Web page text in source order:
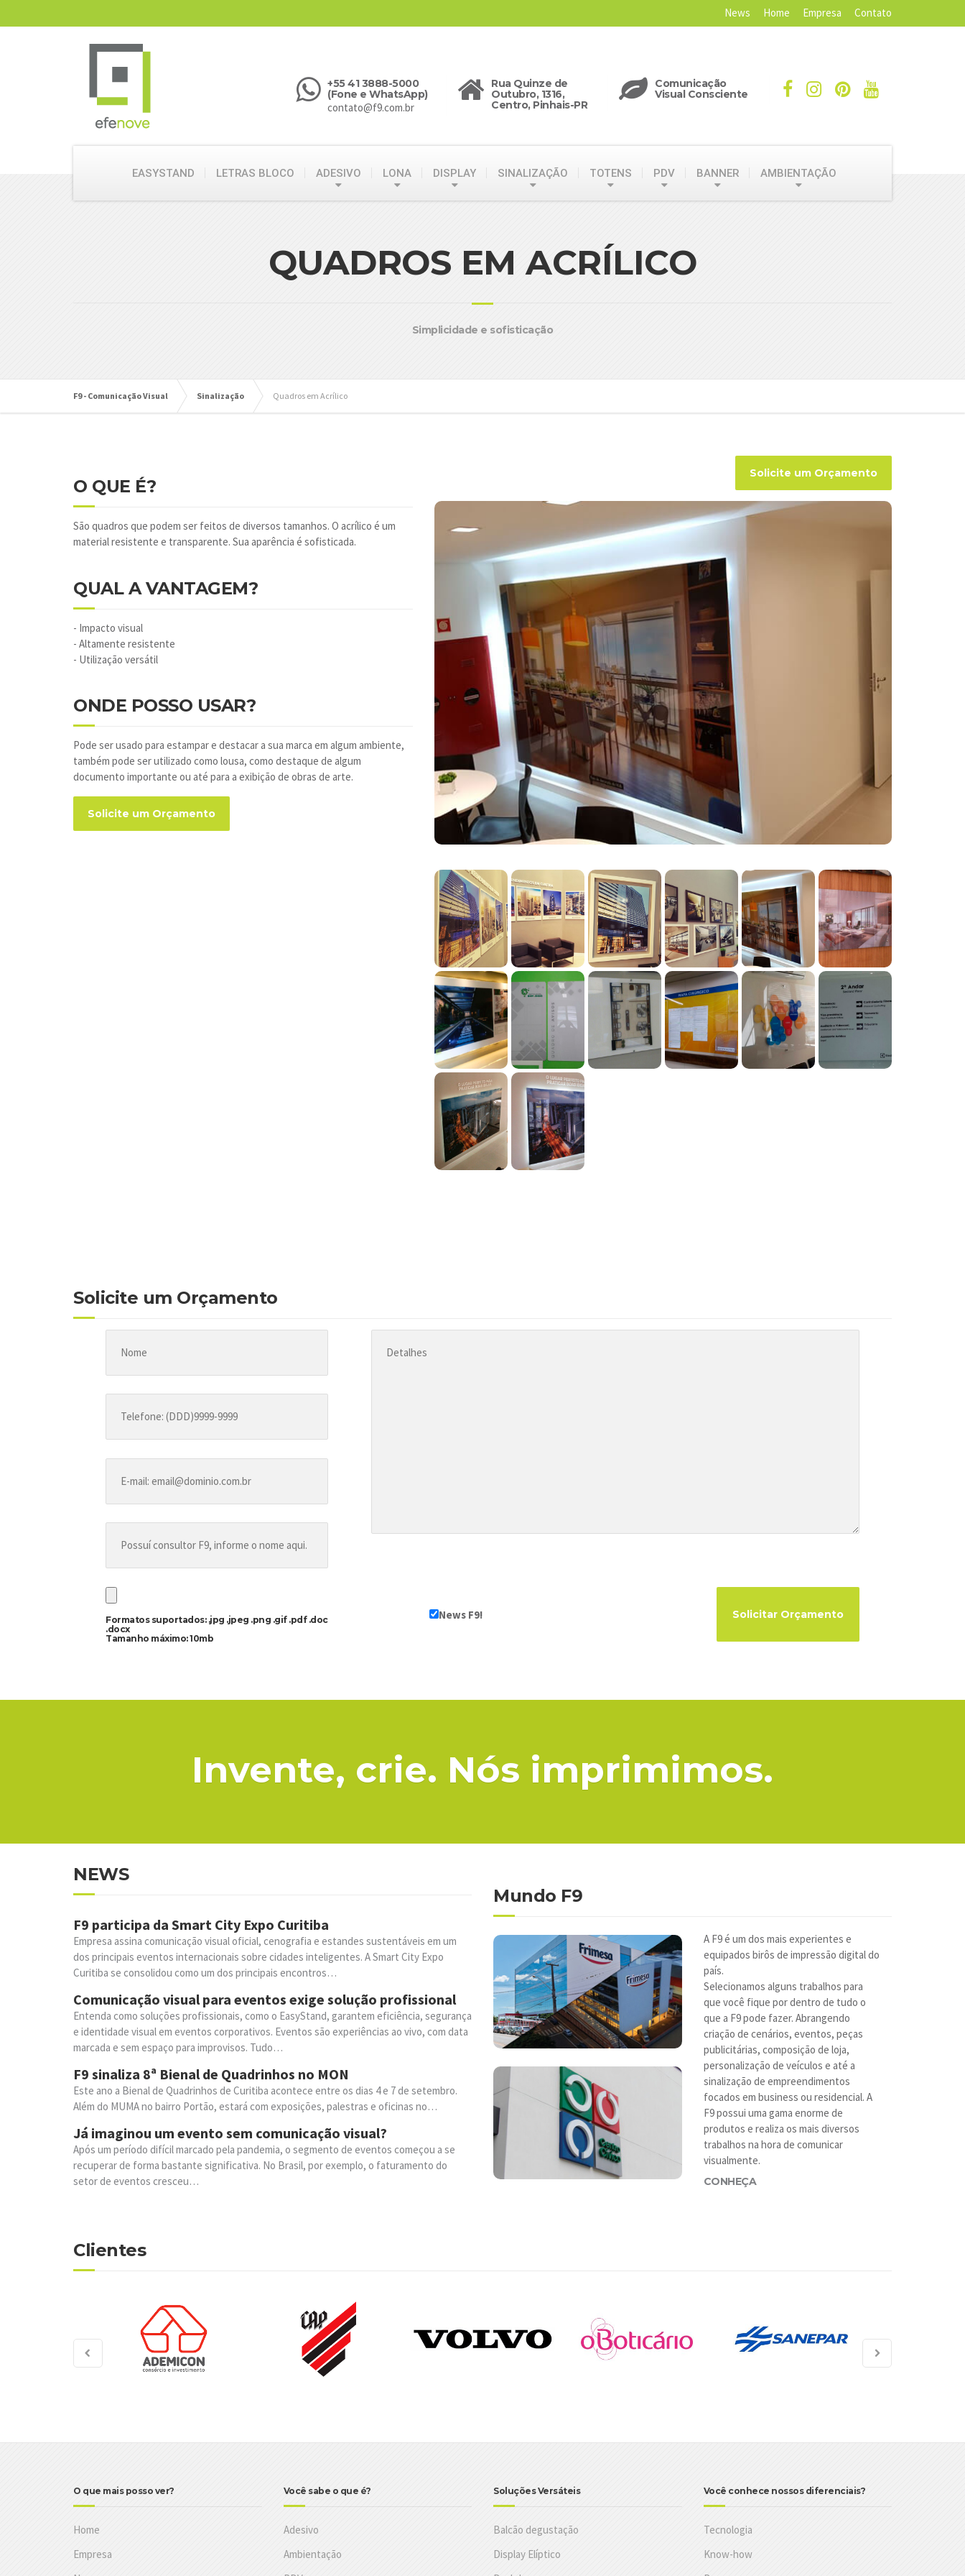
News Home Empresa Contato
+55 41 3888-5000
(Fone e WhatsApp)
contato@f9.com.br
Rua Quinze de
Outubro, 1316,
Centro, Pinhais-PR
Comunicação
Visual Consciente
EASYSTAND LETRAS BLOCO ADESIVO LONA DISPLAY SINALIZAÇÃO TOTENS PDV BANNER AMBIENTAÇÃO
QUADROS EM ACRÍLICO
Simplicidade e sofisticação
F9 - Comunicação Visual Sinalização Quadros em Acrílico
O QUE É?
São quadros que podem ser feitos de diversos tamanhos. O acrílico é um
material resistente e transparente. Sua aparência é sofisticada.
QUAL A VANTAGEM?
- Impacto visual
- Altamente resistente
- Utilização versátil
ONDE POSSO USAR?
Pode ser usado para estampar e destacar a sua marca em algum ambiente,
também pode ser utilizado como lousa, como destaque de algum
documento importante ou até para a exibição de obras de arte.
Solicite um Orçamento
Solicite um Orçamento
Solicite um Orçamento
Formatos suportados: .jpg .jpeg .png .gif .pdf .doc
.docx
Tamanho máximo: 10mb
News F9!
Invente, crie. Nós imprimimos.
NEWS
F9 participa da Smart City Expo Curitiba
Empresa assina comunicação visual oficial, cenografia e estandes sustentáveis em um
dos principais eventos internacionais sobre cidades inteligentes. A Smart City Expo
Curitiba se consolidou como um dos principais encontros…
Comunicação visual para eventos exige solução profissional
Entenda como soluções profissionais, como o EasyStand, garantem eficiência, segurança
e identidade visual em eventos corporativos. Eventos são experiências ao vivo, com data
marcada e sem espaço para improvisos. Tudo…
F9 sinaliza 8ª Bienal de Quadrinhos no MON
Este ano a Bienal de Quadrinhos de Curitiba acontece entre os dias 4 e 7 de setembro.
Além do MUMA no bairro Portão, estará com exposições, palestras e oficinas no…
Já imaginou um evento sem comunicação visual?
Após um período difícil marcado pela pandemia, o segmento de eventos começou a se
recuperar de forma bastante significativa. No Brasil, por exemplo, o faturamento do
setor de eventos cresceu…
Mundo F9
A F9 é um dos mais experientes e
equipados birôs de impressão digital do
país.
Selecionamos alguns trabalhos para
que você fique por dentro de tudo o
que a F9 pode fazer. Abrangendo
criação de cenários, eventos, peças
publicitárias, composição de loja,
personalização de veículos e até a
sinalização de empreendimentos
focados em business ou residencial. A
F9 possui uma gama enorme de
produtos e realiza os mais diversos
trabalhos na hora de comunicar
visualmente.
CONHEÇA
Clientes
O que mais posso ver?
Home
Empresa
Você sabe o que é?
Adesivo
Ambientação
Soluções Versáteis
Balcão degustação
Display Elíptico
Você conhece nossos diferenciais?
Tecnologia
Know-how